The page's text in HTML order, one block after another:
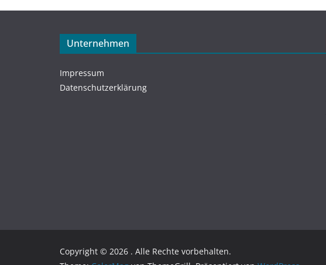
Unternehmen
Impressum
Datenschutzerklärung
Copyright © 2026 . Alle Rechte vorbehalten.